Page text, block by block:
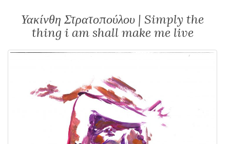
Υακίνθη Στρατοπούλου | Simply the
thing i am shall make me live